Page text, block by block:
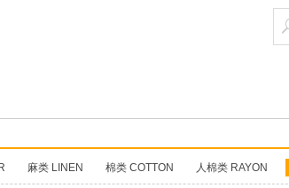
麻类 LINEN 棉类 COTTON 人棉类 RAYON